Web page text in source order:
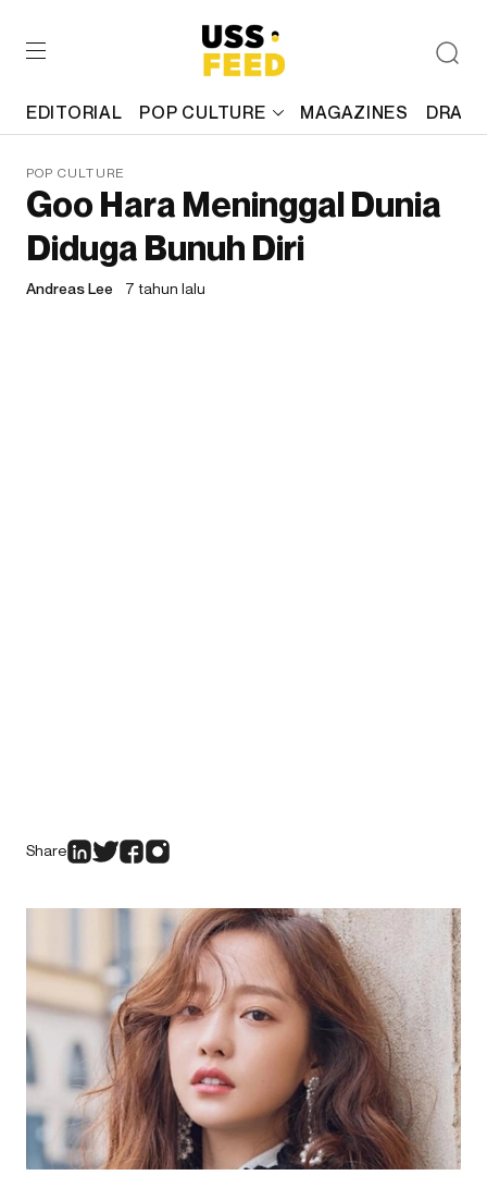
EDITORIAL POP CULTURE MAGAZINES
POP CULTURE
Goo Hara Meninggal Dunia
Diduga Bunuh Diri
Andreas Lee 7 tahun lalu
Share